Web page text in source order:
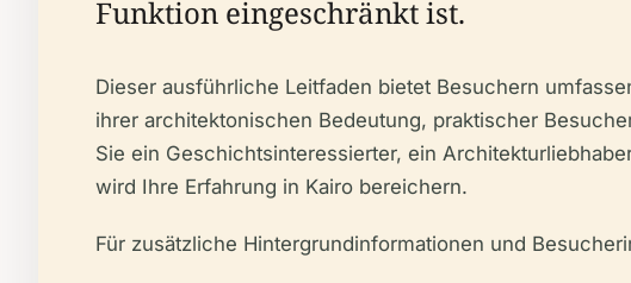
Funktion eingeschränkt ist.
Dieser ausführliche Leitfaden bietet Besuchern
ihrer architektonischen Bedeutung, praktischer
Sie ein Geschichtsinteressierter, ein
wird Ihre Erfahrung in Kairo bereichern.
Für zusätzliche Hintergrundinformationen und